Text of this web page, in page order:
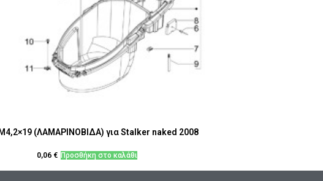
(ΛΑΜΑΡΙΝΟΒΙΔΑ) για Stalker naked 2008
0,06 € Προσθήκη στο καλάθι